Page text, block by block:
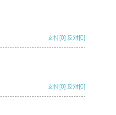
支持[0] 反对[0]
支持[0] 反对[0]